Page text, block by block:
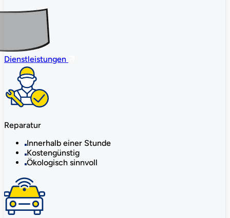
Dienstleistungen
Reparatur
Innerhalb einer Stunde
Kostengünstig
Ökologisch sinnvoll